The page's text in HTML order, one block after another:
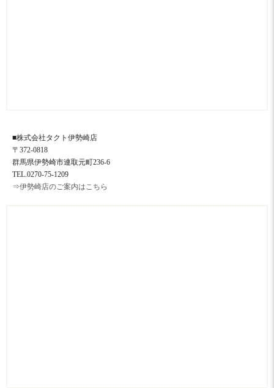
■株式会社タクト伊勢崎店
〒372-0818
群馬県伊勢崎市連取元町236-6
TEL.0270-75-1209
⇒伊勢崎店のご案内はこちら